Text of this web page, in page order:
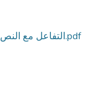
التفاعل مع النص الادبي الجزائري في مرحلة التعليم الابتدائي.pdf